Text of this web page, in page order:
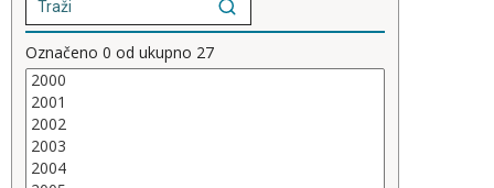
Označeno 0 od ukupno 27